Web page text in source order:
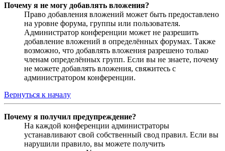
Почему я не могу добавлять вложения?
Право добавления вложений может быть предоставлено
на уровне форума, группы или пользователя.
Администратор конференции может не разрешить
добавление вложений в определённых форумах. Также
возможно, что добавлять вложения разрешено только
членам определённых групп. Если вы не знаете, почему
не можете добавлять вложения, свяжитесь с
администратором конференции.
Вернуться к началу
Почему я получил предупреждение?
На каждой конференции администраторы
устанавливают свой собственный свод правил. Если вы
нарушили правило, вы можете получить